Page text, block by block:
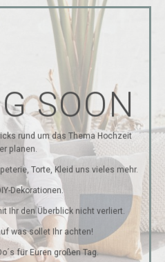
SOON
rund um das Thema Hochzeit
planen.
Torte, Kleid uns vieles mehr.
Dekorationen.
Ihr den Überblick nicht verliert.
was sollet Ihr achten!
für Euren großen Tag.